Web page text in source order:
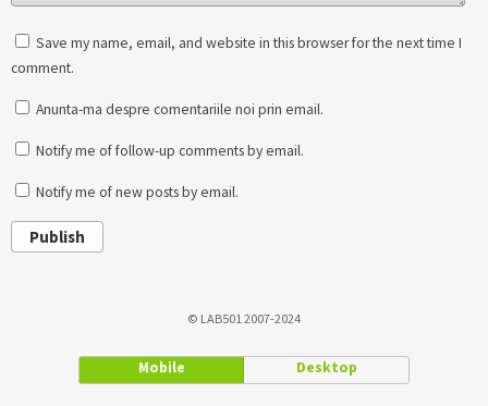
Save my name, email, and website in this browser for the next time I
comment.
Anunta-ma despre comentariile noi prin email.
Notify me of follow-up comments by email.
Notify me of new posts by email.
Publish
© LAB501 2007-2024
Mobile Desktop